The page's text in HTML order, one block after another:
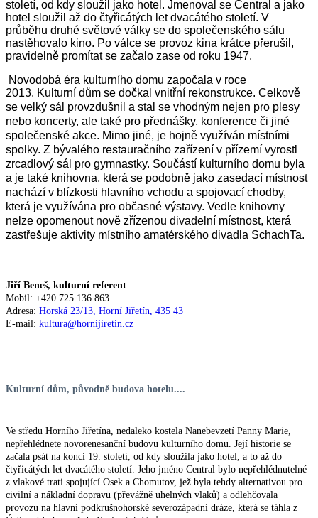
století, od kdy sloužil jako hotel. Jmenoval se Central a jako
hotel sloužil až do čtyřicátých let dvacátého století. V
průběhu druhé světové války se do společenského sálu
nastěhovalo kino. Po válce se provoz kina krátce přerušil,
pravidelně promítat se začalo zase od roku 1947.
Novodobá éra kulturního domu započala v roce
2013. Kulturní dům se dočkal vnitřní rekonstrukce. Celkově
se velký sál provzdušnil a stal se vhodným nejen pro plesy
nebo koncerty, ale také pro přednášky, konference či jiné
společenské akce. Mimo jiné, je hojně využíván místními
spolky. Z bývalého restauračního zařízení v přízemí vyrostl
zrcadlový sál pro gymnastky. Součástí kulturního domu byla
a je také knihovna, která se podobně jako zasedací místnost
nachází v blízkosti hlavního vchodu a spojovací chodby,
která je využívána pro občasné výstavy. Vedle knihovny
nelze opomenout nově zřízenou divadelní místnost, která
zastřešuje aktivity místního amatérského divadla SchachTa.
Jiří Beneš, kulturní referent
Mobil: +420 725 136 863
Adresa: Horská 23/13, Horní Jiřetín, 435 43
E-mail: kultura@hornijiretin.cz
Kulturní dům, původně budova hotelu....
Ve středu Horního Jiřetína, nedaleko kostela Nanebevzetí Panny Marie,
nepřehlédnete novorenesanční budovu kulturního domu. Její historie se
začala psát na konci 19. století, od kdy sloužila jako hotel, a to až do
čtyřicátých let dvacátého století. Jeho jméno Central bylo nepřehlédnutelné
z vlakové trati spojující Osek a Chomutov, jež byla tehdy alternativou pro
civilní a nákladní dopravu (převážně uhelných vlaků) a odlehčovala
provozu na hlavní podkrušnohorské severozápadní dráze, která se táhla z